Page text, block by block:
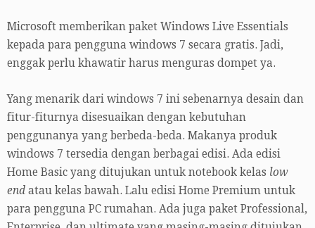
Microsoft memberikan paket Windows Live Essentials
kepada para pengguna windows 7 secara gratis. Jadi,
enggak perlu khawatir harus menguras dompet ya.
Yang menarik dari windows 7 ini sebenarnya desain dan
fitur-fiturnya disesuaikan dengan kebutuhan
penggunanya yang berbeda-beda. Makanya produk
windows 7 tersedia dengan berbagai edisi. Ada edisi
Home Basic yang ditujukan untuk notebook kelas low
end atau kelas bawah. Lalu edisi Home Premium untuk
para pengguna PC rumahan. Ada juga paket Professional,